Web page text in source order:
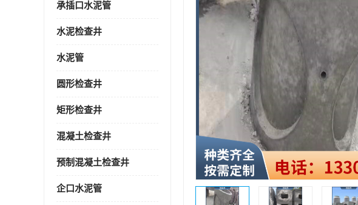
承插口水泥管
水泥检查井
水泥管
圆形检查井
矩形检查井
混凝土检查井
预制混凝土检查井
企口水泥管